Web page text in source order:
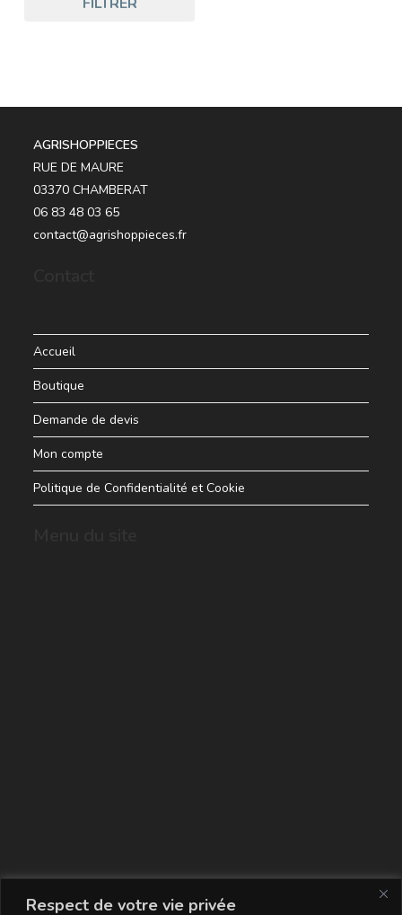
Respect de votre vie privée
AGRISHOPPIECES
RUE DE MAURE
03370 CHAMBERAT
06 83 48 03 65
contact@agrishoppieces.fr
Accueil
Boutique
Demande de devis
Mon compte
Politique de Confidentialité et Cookie
La carte